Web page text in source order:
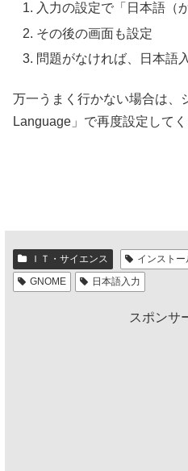
入力の設定で「日本語（
その後の画面も設定
問題がなければ、日本語
万一うまく行かない場合は、
Language」で再度設定してく
ＩＴ・サイエンス インストー
GNOME
日本語入力
スポンサ